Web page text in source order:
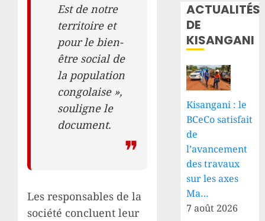
Est de notre
territoire et
pour le bien-
être social de
la population
congolaise »,
souligne le
document.
Les responsables de la
société concluent leur
ACTUALITÉS
DE
KISANGANI
Kisangani : le
BCeCo satisfait
de
l’avancement
des travaux
sur les axes
Ma…
7 août 2026